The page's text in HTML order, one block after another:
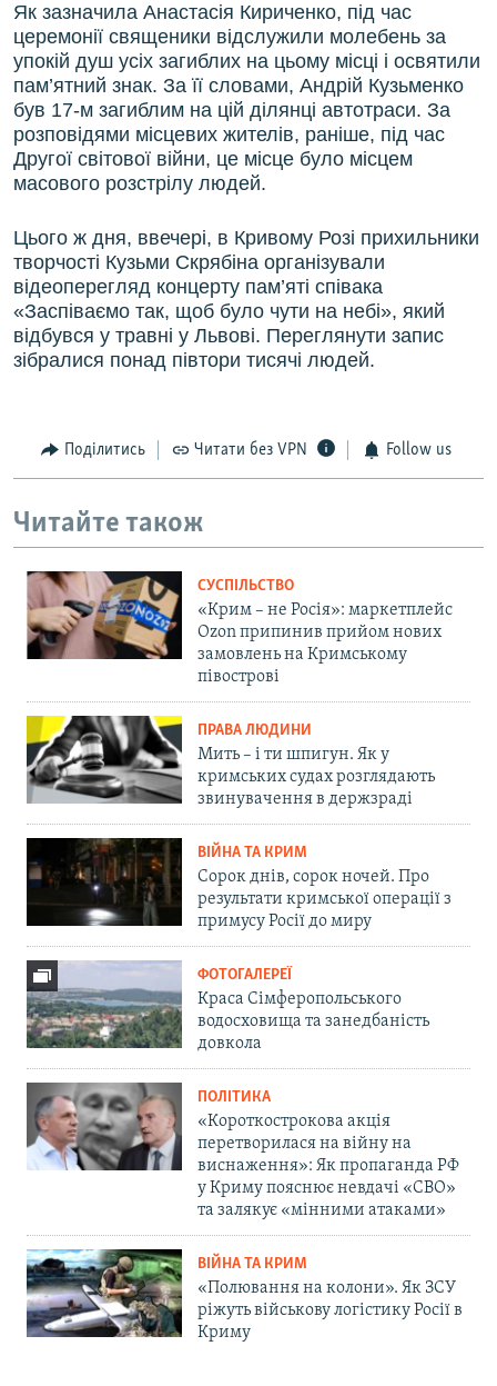
Як зазначила Анастасія Кириченко, під час
церемонії священики відслужили молебень за
упокій душ усіх загиблих на цьому місці і освятили
пам’ятний знак. За її словами, Андрій Кузьменко
був 17-м загиблим на цій ділянці автотраси. За
розповідями місцевих жителів, раніше, під час
Другої світової війни, це місце було місцем
масового розстрілу людей.
Цього ж дня, ввечері, в Кривому Розі прихильники
творчості Кузьми Скрябіна організували
відеоперегляд концерту пам’яті співака
«Заспіваємо так, щоб було чути на небі», який
відбувся у травні у Львові. Переглянути запис
зібралися понад півтори тисячі людей.
Поділитись Читати без VPN Follow us
Читайте також
СУСПІЛЬСТВО
«Крим – не Росія»: маркетплейс
Ozon припинив прийом нових
замовлень на Кримському
півострові
ПРАВА ЛЮДИНИ
Мить – і ти шпигун. Як у
кримських судах розглядають
звинувачення в держзраді
ВІЙНА ТА КРИМ
Сорок днів, сорок ночей. Про
результати кримської операції з
примусу Росії до миру
ФОТОГАЛЕРЕЇ
Краса Сімферопольського
водосховища та занедбаність
довкола
ПОЛІТИКА
«Короткострокова акція
перетворилася на війну на
виснаження»: Як пропаганда РФ
у Криму пояснює невдачі «СВО»
та залякує «мінними атаками»
ВІЙНА ТА КРИМ
«Полювання на колони». Як ЗСУ
ріжуть військову логістику Росії в
Криму